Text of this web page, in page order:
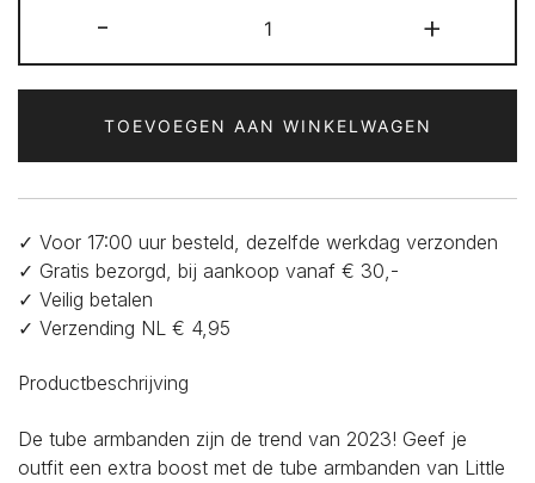
-
Armband
Roze
en
Bruin
+
TOEVOEGEN AAN WINKELWAGEN
✓ Voor 17:00 uur besteld, dezelfde werkdag verzonden
✓ Gratis bezorgd, bij aankoop vanaf € 30,-
✓ Veilig betalen
✓ Verzending NL € 4,95
Productbeschrijving
De tube armbanden zijn de trend van 2023! Geef je
outfit een extra boost met de tube armbanden van Little